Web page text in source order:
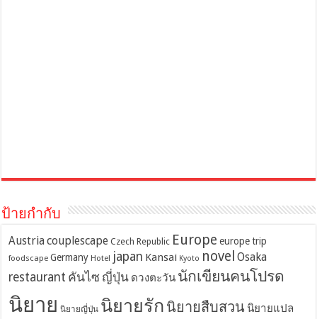
ป้ายกำกับ
Austriacouplescape Czech Republic Europe europe trip
foodscape Germany Hotel japan Kansai Kyoto novel Osaka
restaurant คันไซ ญี่ปุ่น ดวงตะวัน นักเขียนคนโปรด
นิยาย นิยายญี่ปุ่น นิยายรัก นิยายสืบสวน นิยายแปล